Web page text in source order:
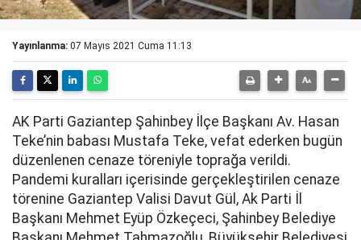
Yayınlanma: 07 Mayıs 2021 Cuma 11:13
AK Parti Gaziantep Şahinbey İlçe Başkanı Av. Hasan
Teke’nin babası Mustafa Teke, vefat ederken bugün
düzenlenen cenaze töreniyle toprağa verildi.
Pandemi kuralları içerisinde gerçekleştirilen cenaze
törenine Gaziantep Valisi Davut Gül, Ak Parti İl
Başkanı Mehmet Eyüp Özkeçeci, Şahinbey Belediye